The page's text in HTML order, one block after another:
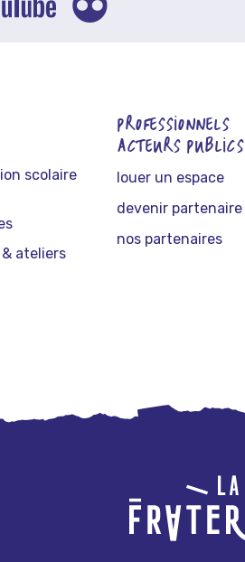
scolaire
ateliers
PROFESSIONNELS
ACTEURS PUBLICS
louer un espace
devenir partenaire
nos partenaires